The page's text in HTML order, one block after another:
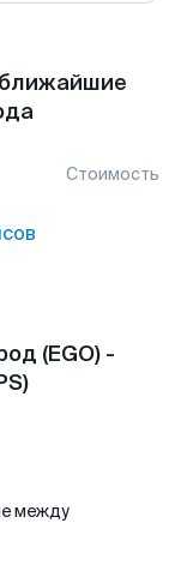
Стоимость
(EGO) -
между